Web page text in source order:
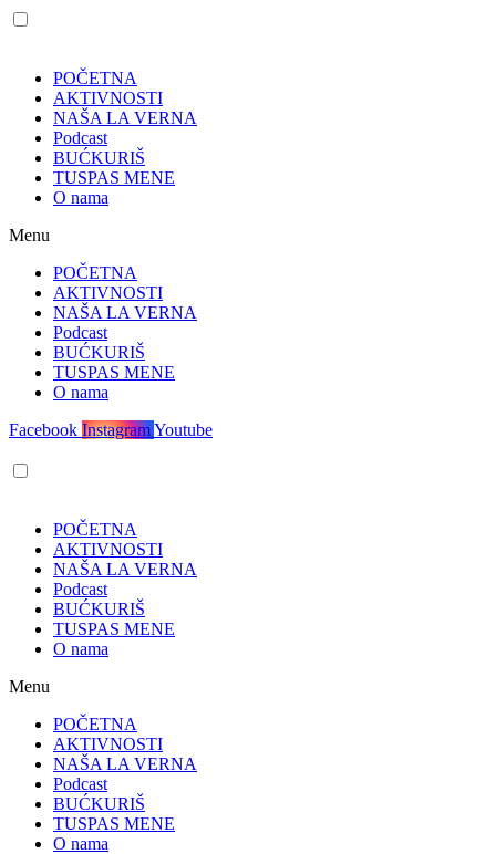
POČETNA
AKTIVNOSTI
NAŠA LA VERNA
Podcast
BUĆKURIŠ
TUSPAS MENE
O nama
Menu
POČETNA
AKTIVNOSTI
NAŠA LA VERNA
Podcast
BUĆKURIŠ
TUSPAS MENE
O nama
Facebook InstagramYoutube
POČETNA
AKTIVNOSTI
NAŠA LA VERNA
Podcast
BUĆKURIŠ
TUSPAS MENE
O nama
Menu
POČETNA
AKTIVNOSTI
NAŠA LA VERNA
Podcast
BUĆKURIŠ
TUSPAS MENE
O nama